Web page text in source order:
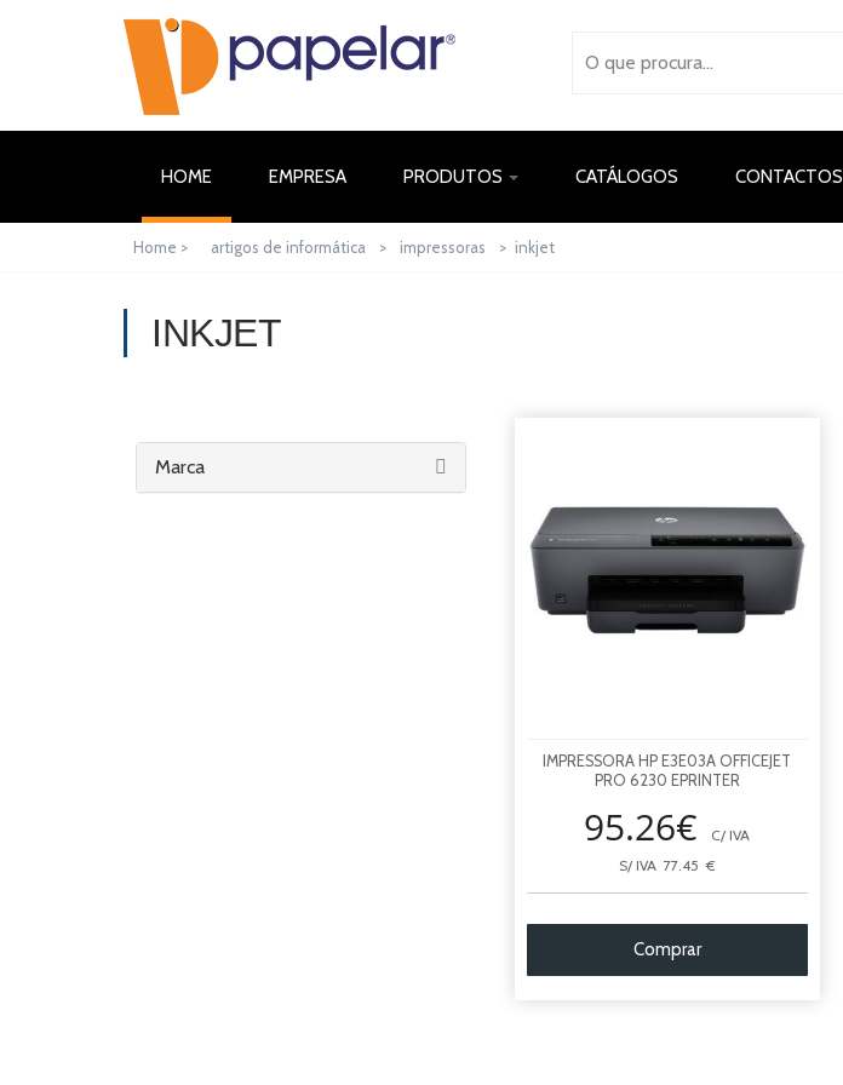
HOME (CURRENT)EMPRESA PRODUTOS CATÁLOGOS CONTACTOS
Home > artigos de informática > impressoras > inkjet
INKJET
Marca
IMPRESSORA HP E3E03A OFFICEJET
PRO 6230 EPRINTER
95.26€
C/ IVA
S/ IVA 77.45 €
Comprar